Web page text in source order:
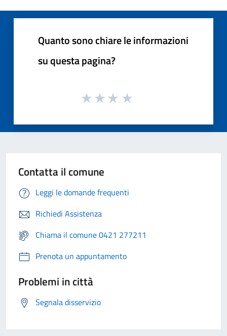
Quanto sono chiare le informazioni
su questa pagina?
Contatta il comune
Leggi le domande frequenti
Richiedi Assistenza
Chiama il comune 0421 277211
Prenota un appuntamento
Problemi in città
Segnala disservizio